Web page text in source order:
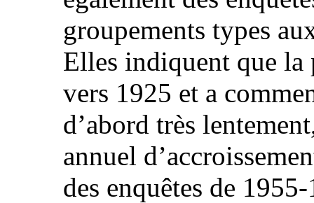
groupements types
Elles indiquent que la
vers 1925 et a
d’abord très
annuel
des enquêtes de